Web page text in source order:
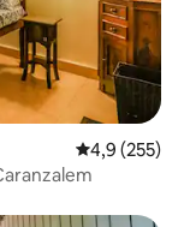
4,9 de uma
4,9 (255)